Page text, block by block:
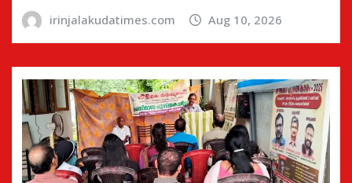
irinjalakudatimes.com Aug 10, 2026